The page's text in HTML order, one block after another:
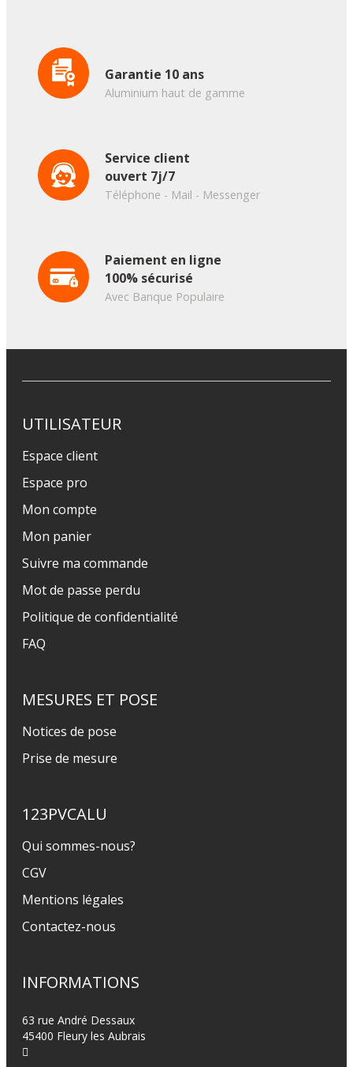
Garantie 10 ans
Aluminium haut de gamme
Service client
ouvert 7j/7
Téléphone - Mail - Messenger
Paiement en ligne
100% sécurisé
Avec Banque Populaire
UTILISATEUR
Espace client
Espace pro
Mon compte
Mon panier
Suivre ma commande
Mot de passe perdu
Politique de confidentialité
FAQ
MESURES ET POSE
Notices de pose
Prise de mesure
123PVCALU
Qui sommes-nous?
CGV
Mentions légales
Contactez-nous
INFORMATIONS
63 rue André Dessaux
45400 Fleury les Aubrais